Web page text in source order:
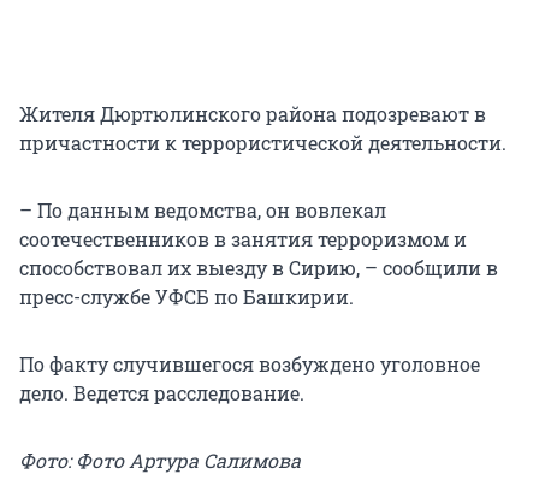
Жителя Дюртюлинского района подозревают в
причастности к террористической деятельности.
– По данным ведомства, он вовлекал
соотечественников в занятия терроризмом и
способствовал их выезду в Сирию, – сообщили в
пресс-службе УФСБ по Башкирии.
По факту случившегося возбуждено уголовное
дело. Ведется расследование.
Фото: Фото Артура Салимова